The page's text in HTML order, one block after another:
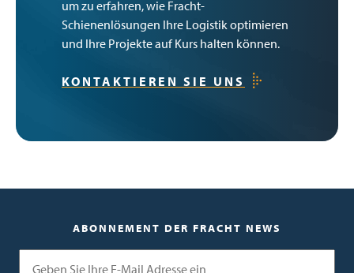
um zu erfahren, wie Fracht-
Schienenlösungen Ihre Logistik optimieren
und Ihre Projekte auf Kurs halten können.
KONTAKTIEREN SIE UNS
ABONNEMENT DER FRACHT NEWS